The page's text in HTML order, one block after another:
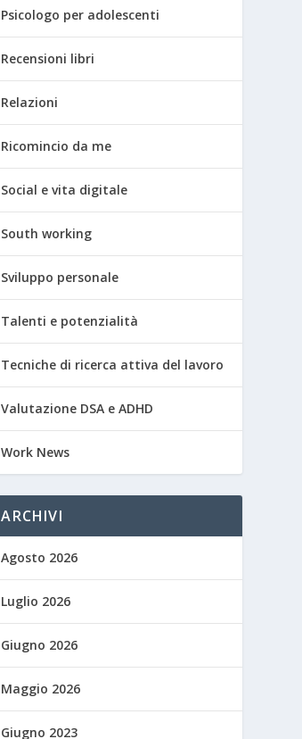
Psicologo per adolescenti
Recensioni libri
Relazioni
Ricomincio da me
Social e vita digitale
South working
Sviluppo personale
Talenti e potenzialità
Tecniche di ricerca attiva del lavoro
Valutazione DSA e ADHD
Work News
ARCHIVI
Agosto 2026
Luglio 2026
Giugno 2026
Maggio 2026
Giugno 2023